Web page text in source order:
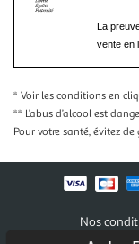
La
vente en
* Voir les conditions en
** L’abus d’alcool est
Pour votre santé, évitez
Nos
Conditions des